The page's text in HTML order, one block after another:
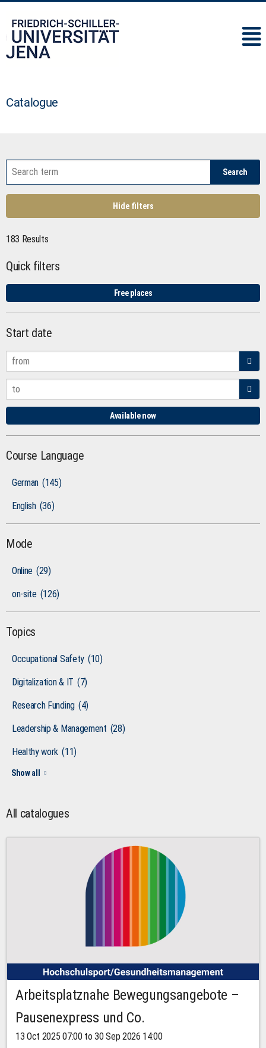
Catalogue
Search
Hide filters
183 Results
Quick filters
Free places
Start date
Available now
Course Language
German (145)
English (36)
Mode
Online (29)
on-site (126)
Topics
Occupational Safety (10)
Digitalization & IT (7)
Research Funding (4)
Leadership & Management (28)
Healthy work (11)
Show all
All catalogues
Arbeitsplatznahe Bewegungsangebote –
Pausenexpress und Co.
13 Oct 2025 07:00 to 30 Sep 2026 14:00